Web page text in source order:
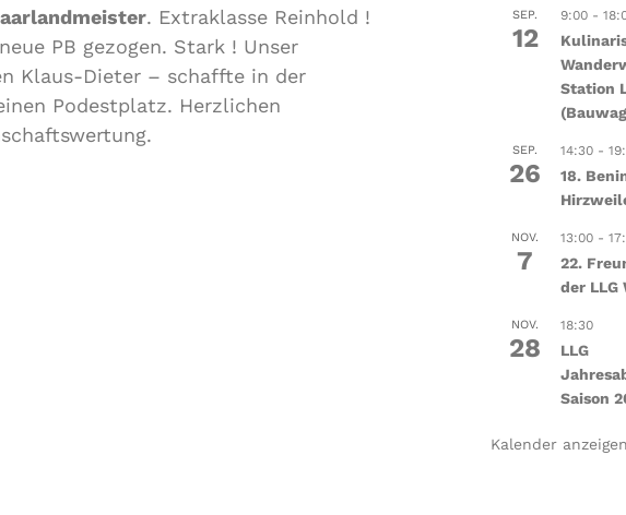
. Extraklasse Reinhold !
PB gezogen. Stark ! Unser
Klaus-Dieter – schaffte in der
Podestplatz. Herzlichen
SEP.
12
9:00-
Station
SEP.
26
14:30-
18.
NOV.
7
13:00-
22.
der LLG
NOV.
28
18:30
LLG
Saison
Kalender anzeigen